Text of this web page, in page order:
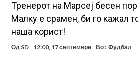
Тренерот на Марсеј бесен
Малку е срамен, би го кажал
наша корист!
Од SD 12:00, 17 септември Во : Фудбал